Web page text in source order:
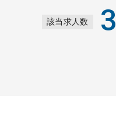
該当求人数 3